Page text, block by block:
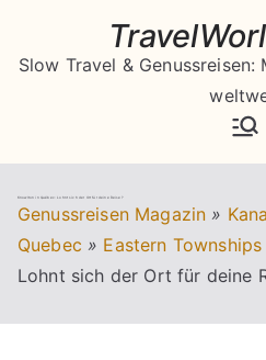
springen
Slow Travel &
Knowlton in Québec: Lohnt sich der Ort für deine Reise?
Genussreisen Magazin »
Quebec » Eastern Townships
Lohnt sich der Ort für deine